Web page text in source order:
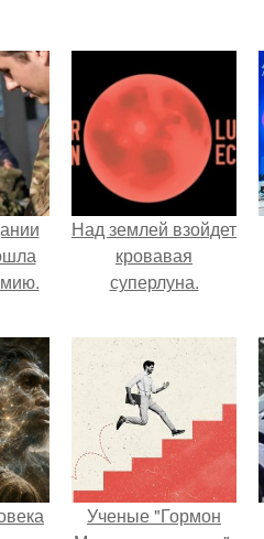
Над землей взойдет
кровавая
суперлуна.
Ученые "Гормон